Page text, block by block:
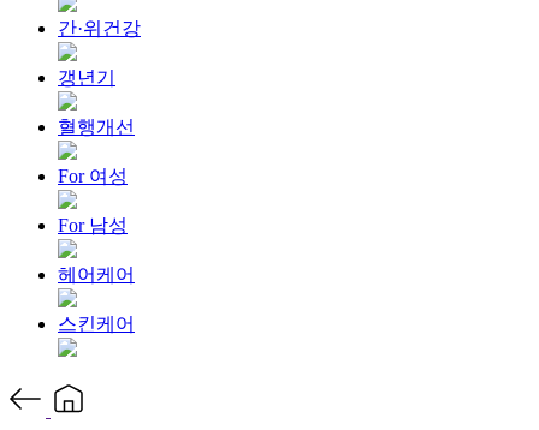
간·위건강
갱년기
혈행개선
For 여성
For 남성
헤어케어
스킨케어